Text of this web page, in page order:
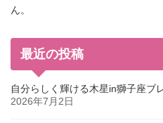
ん。
最近の投稿
自分らしく輝ける木星in獅子座ブ
2026年7月2日